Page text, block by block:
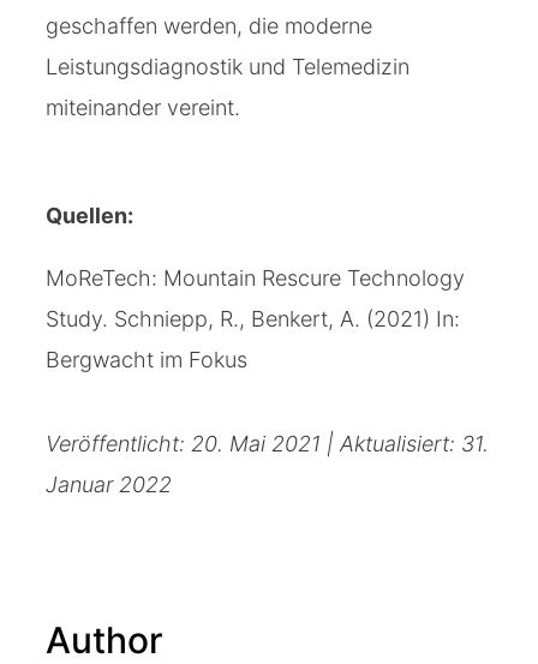
geschaffen werden, die moderne
Leistungsdiagnostik und Telemedizin
miteinander vereint.
Quellen:
MoReTech: Mountain Rescure Technology
Study. Schniepp, R., Benkert, A. (2021) In:
Bergwacht im Fokus
Veröffentlicht: 20. Mai 2021 | Aktualisiert: 31.
Januar 2022
Author